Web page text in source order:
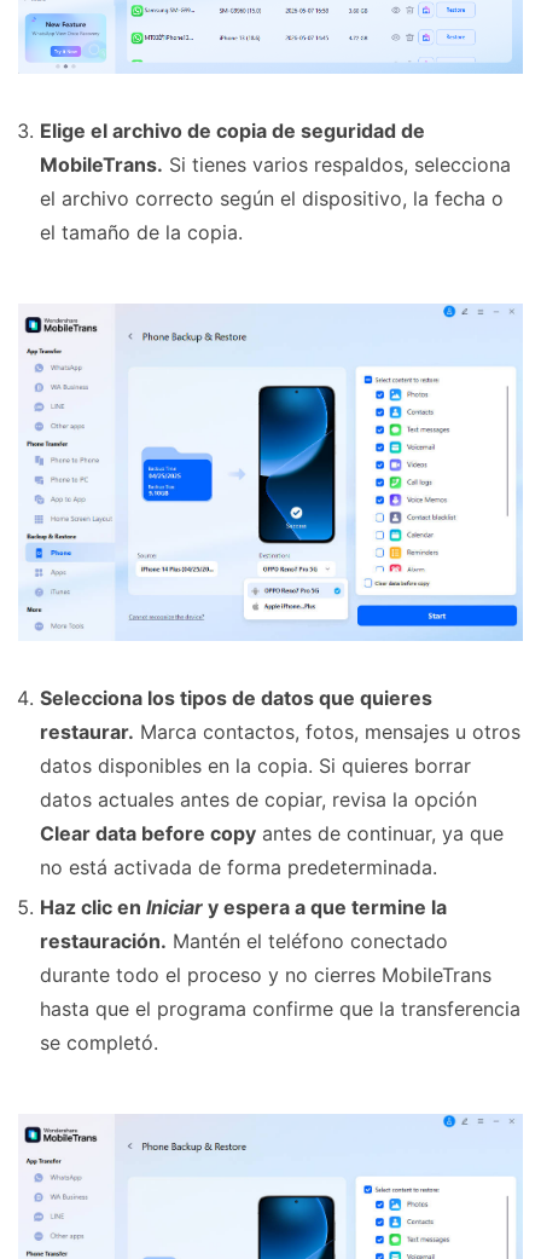
Elige el archivo de copia de seguridad de
MobileTrans. Si tienes varios respaldos, selecciona
el archivo correcto según el dispositivo, la fecha o
el tamaño de la copia.
Selecciona los tipos de datos que quieres
restaurar. Marca contactos, fotos, mensajes u otros
datos disponibles en la copia. Si quieres borrar
datos actuales antes de copiar, revisa la opción
Clear data before copy antes de continuar, ya que
no está activada de forma predeterminada.
Haz clic en Iniciar y espera a que termine la
restauración. Mantén el teléfono conectado
durante todo el proceso y no cierres MobileTrans
hasta que el programa confirme que la transferencia
se completó.